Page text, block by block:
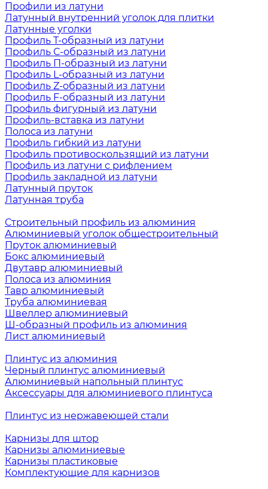
Профили из латуни
Латунный внутренний уголок для плитки
Латунные уголки
Профиль Т-образный из латуни
Профиль С-образный из латуни
Профиль П-образный из латуни
Профиль L-образный из латуни
Профиль Z-образный из латуни
Профиль F-образный из латуни
Профиль фигурный из латуни
Профиль-вставка из латуни
Полоса из латуни
Профиль гибкий из латуни
Профиль противоскользящий из латуни
Профиль из латуни с рифлением
Профиль закладной из латуни
Латунный пруток
Латунная труба
Строительный профиль из алюминия
Алюминиевый уголок общестроительный
Пруток алюминиевый
Бокс алюминиевый
Двутавр алюминиевый
Полоса из алюминия
Тавр алюминиевый
Труба алюминиевая
Швеллер алюминиевый
Ш-образный профиль из алюминия
Лист алюминиевый
Плинтус из алюминия
Черный плинтус алюминиевый
Алюминиевый напольный плинтус
Аксессуары для алюминиевого плинтуса
Плинтус из нержавеющей стали
Карнизы для штор
Карнизы алюминиевые
Карнизы пластиковые
Комплектующие для карнизов